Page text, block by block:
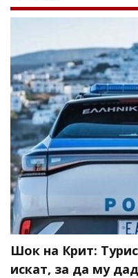
Шок на Крит:
искат, за да му